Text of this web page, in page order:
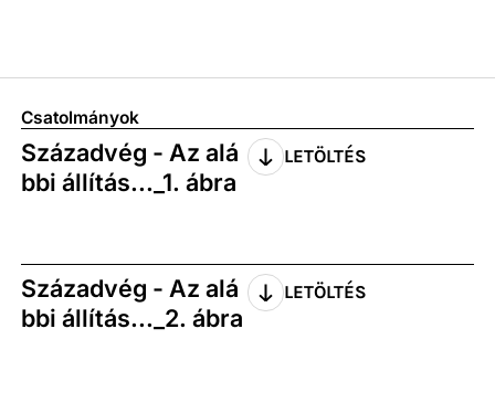
Csatolmányok
Századvég - Az alá
bbi állítás..._1. ábra
LETÖLTÉS
Századvég - Az alá
bbi állítás..._2. ábra
LETÖLTÉS